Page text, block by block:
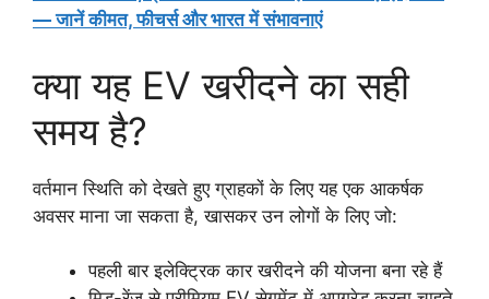
— जानें कीमत, फीचर्स और भारत में संभावनाएं
क्या यह EV खरीदने का सही
समय है?
वर्तमान स्थिति को देखते हुए ग्राहकों के लिए यह एक आकर्षक
अवसर माना जा सकता है, खासकर उन लोगों के लिए जो:
पहली बार इलेक्ट्रिक कार खरीदने की योजना बना रहे हैं